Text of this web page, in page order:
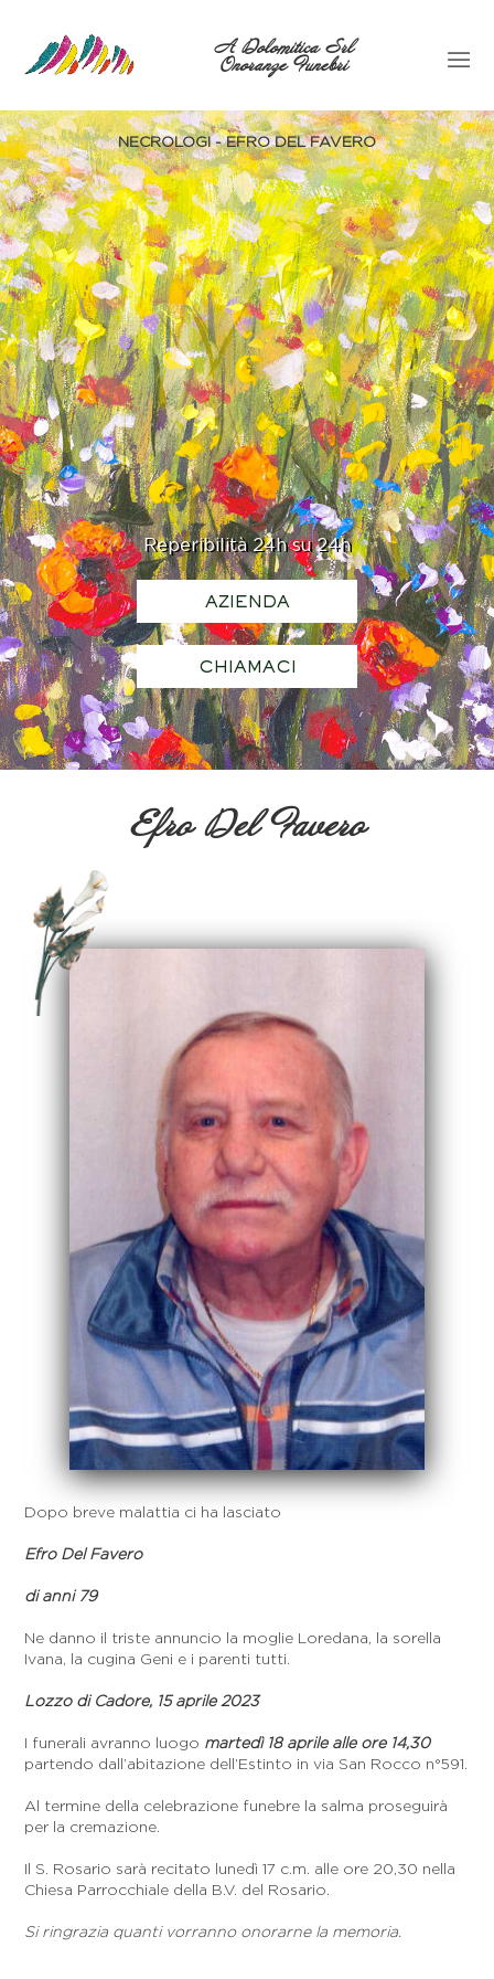
A Dolomitica Srl
Onoranze Funebri
Reperibilità 24h su 24h
AZIENDA
CHIAMACI
NECROLOGI - EFRO DEL FAVERO
Efro Del Favero
Dopo breve malattia ci ha lasciato
Efro Del Favero
di anni 79
Ne danno il triste annuncio la moglie Loredana, la sorella
Ivana, la cugina Geni e i parenti tutti.
Lozzo di Cadore, 15 aprile 2023
I funerali avranno luogo martedì 18 aprile alle ore 14,30
partendo dall’abitazione dell’Estinto in via San Rocco n°591.
Al termine della celebrazione funebre la salma proseguirà
per la cremazione.
Il S. Rosario sarà recitato lunedì 17 c.m. alle ore 20,30 nella
Chiesa Parrocchiale della B.V. del Rosario.
Si ringrazia quanti vorranno onorarne la memoria.